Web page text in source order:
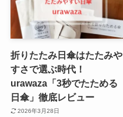
折りたたみ日傘はたたみや
すさで選ぶ時代！
urawaza「3秒でたためる
日傘」徹底レビュー
2026年3月28日